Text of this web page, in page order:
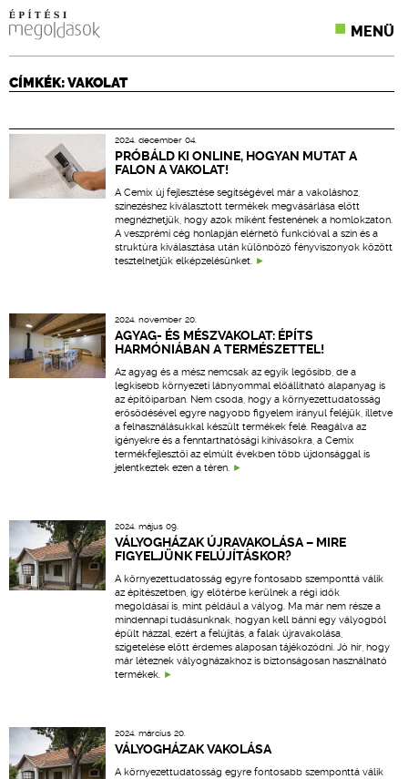
MENÜ
CPR TERMÉKKIÍRÁS
ÉPÍTÉSI JOG
ONLINE KÉPZÉSEK
TERVEZÉSI SEGÉDLETEK
CÍMKÉK: VAKOLAT
2024. december 04.
PRÓBÁLD KI ONLINE, HOGYAN MUTAT A
FALON A VAKOLAT!
A Cemix új fejlesztése segítségével már a vakoláshoz,
színezéshez kiválasztott termékek megvásárlása előtt
megnézhetjük, hogy azok miként festenének a homlokzaton.
A veszprémi cég honlapján elérhető funkcióval a szín és a
struktúra kiválasztása után különböző fényviszonyok között
tesztelhetjük elképzelésünket.
2024. november 20.
AGYAG- ÉS MÉSZVAKOLAT: ÉPÍTS
HARMÓNIÁBAN A TERMÉSZETTEL!
Az agyag és a mész nemcsak az egyik legősibb, de a
legkisebb környezeti lábnyommal előállítható alapanyag is
az építőiparban. Nem csoda, hogy a környezettudatosság
erősödésével egyre nagyobb figyelem irányul feléjük, illetve
a felhasználásukkal készült termékek felé. Reagálva az
igényekre és a fenntarthatósági kihívásokra, a Cemix
termékfejlesztői az elmúlt években több újdonsággal is
jelentkeztek ezen a téren.
2024. május 09.
VÁLYOGHÁZAK ÚJRAVAKOLÁSA – MIRE
FIGYELJÜNK FELÚJÍTÁSKOR?
A környezettudatosság egyre fontosabb szemponttá válik
az építészetben, így előtérbe kerülnek a régi idők
megoldásai is, mint például a vályog. Ma már nem része a
mindennapi tudásunknak, hogyan kell bánni egy vályogból
épült házzal, ezért a felújítás, a falak újravakolása,
szigetelése előtt érdemes alaposan tájékozódni. Jó hír, hogy
már léteznek vályogházakhoz is biztonságosan használható
termékek.
2024. március 20.
VÁLYOGHÁZAK VAKOLÁSA
A környezettudatosság egyre fontosabb szemponttá válik